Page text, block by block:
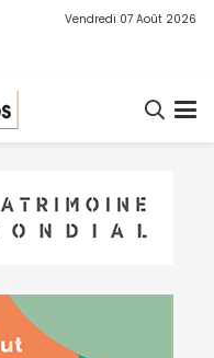
Vendredi 07 Août 2026